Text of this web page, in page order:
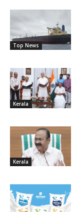
Top News
Kerala
Kerala